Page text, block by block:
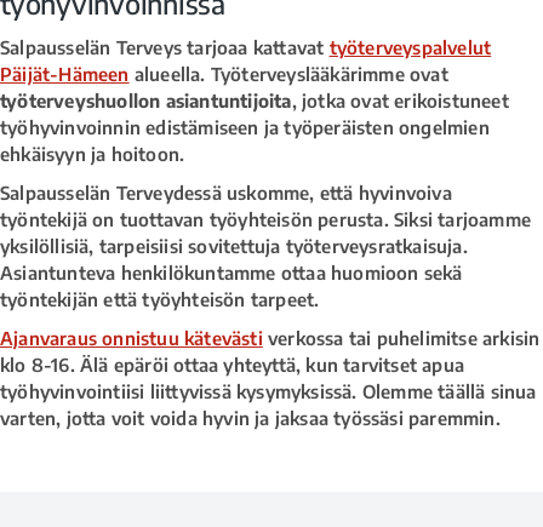
Salpausselän Terveys tarjoaa kattavat työterveyspalvelut
Päijät-Hämeen alueella. Työterveyslääkärimme ovat
työterveyshuollon asiantuntijoita, jotka ovat erikoistuneet
työhyvinvoinnin edistämiseen ja työperäisten ongelmien
ehkäisyyn ja hoitoon.
Salpausselän Terveydessä uskomme, että hyvinvoiva
työntekijä on tuottavan työyhteisön perusta. Siksi tarjoamme
yksilöllisiä, tarpeisiisi sovitettuja työterveysratkaisuja.
Asiantunteva henkilökuntamme ottaa huomioon sekä
työntekijän että työyhteisön tarpeet.
Ajanvaraus onnistuu kätevästiverkossa tai puhelimitse arkisin
klo 8-16. Älä epäröi ottaa yhteyttä, kun tarvitset apua
työhyvinvointiisi liittyvissä kysymyksissä. Olemme täällä sinua
varten, jotta voit voida hyvin ja jaksaa työssäsi paremmin.